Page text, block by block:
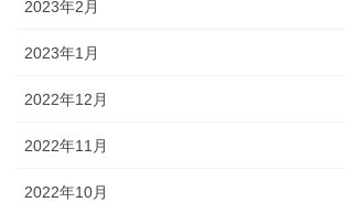
2023年2月
2023年1月
2022年12月
2022年11月
2022年10月